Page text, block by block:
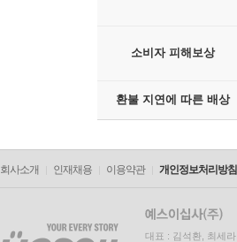
소비자 피해보상
환불 지연에 따른 배상
회사소개 인재채용 이용약관 개인정보처리방침
대표 : 김석환, 최세라